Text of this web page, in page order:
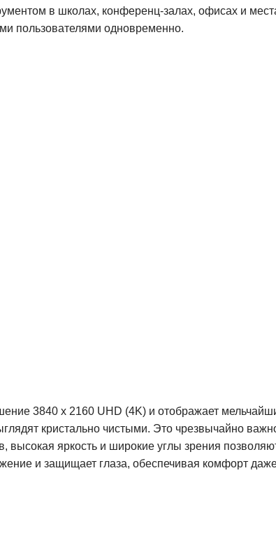
в школах, конференц-залах, офисах и
пользователями одновременно.
3840 x 2160 UHD (4K) и отображает
кристально чистыми. Это чрезвычайно
высокая яркость и широкие углы зрения
и защищает глаза, обеспечивая комфорт